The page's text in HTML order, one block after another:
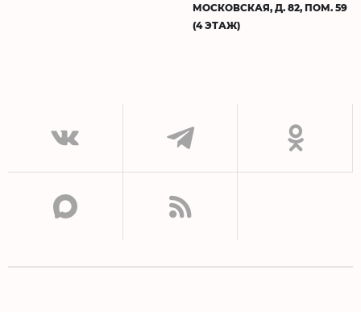
МОСКОВСКАЯ, Д. 82, ПОМ. 59
(4 ЭТАЖ)